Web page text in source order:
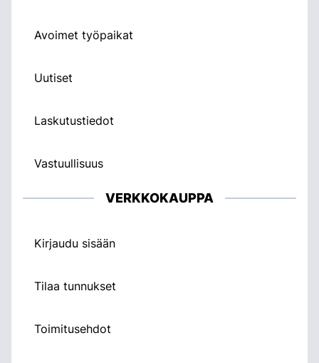
Avoimet työpaikat
Uutiset
Laskutustiedot
Vastuullisuus
VERKKOKAUPPA
Kirjaudu sisään
Tilaa tunnukset
Toimitusehdot